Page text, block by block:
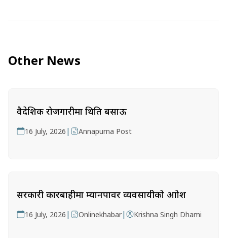
Other News
वैदेशिक रोजगारीमा थिति बसाऊ
16 July, 2026 | Annapurna Post
सरकारी कारबाहीमा म्यानपावर व्यवसायीको आक्रोश
16 July, 2026 | Onlinekhabar| Krishna Singh Dhami